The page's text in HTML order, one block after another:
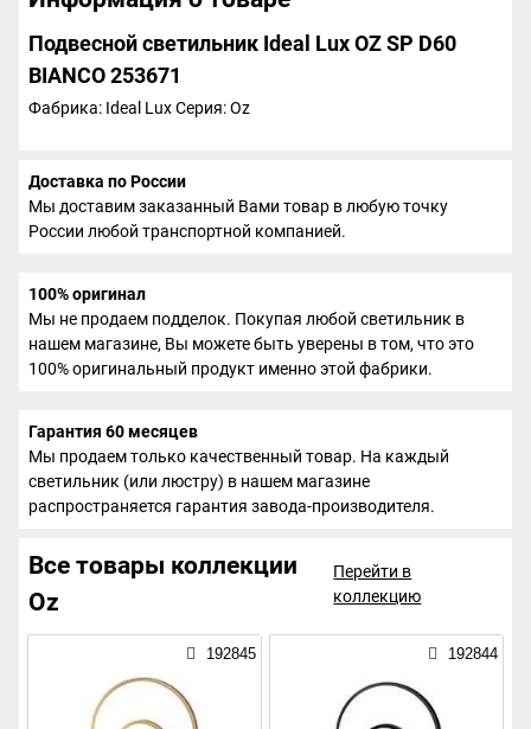
Подвесной светильник Ideal Lux OZ SP D60
BIANCO 253671
Фабрика: Ideal LuxСерия: Oz
Доставка по России
Мы доставим заказанный Вами товар в любую точку
России любой транспортной компанией.
100% оригинал
Мы не продаем подделок. Покупая любой светильник в
нашем магазине, Вы можете быть уверены в том, что это
100% оригинальный продукт именно этой фабрики.
Гарантия 60 месяцев
Мы продаем только качественный товар. На каждый
светильник (или люстру) в нашем магазине
распространяется гарантия завода-производителя.
Все товары коллекции
Oz
Перейти в
коллекцию
192845 192844